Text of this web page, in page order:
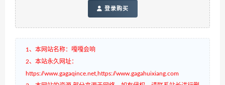
登录购买
1、本网站名称：嘎嘎会响
2、本站永久网址：
https://www.gagaqince.net,https://www.gagahuixiang.com